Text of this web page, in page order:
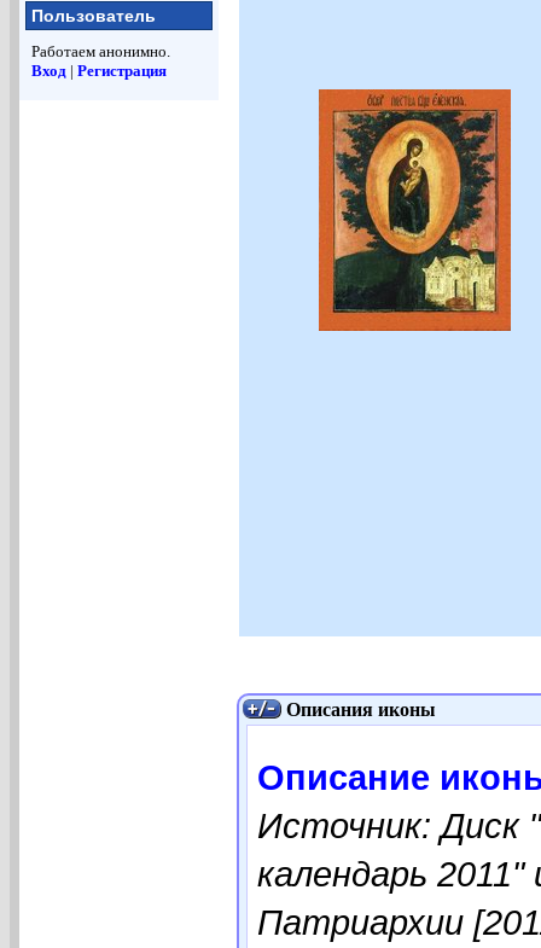
Пользователь
Работаем анонимно.
Вход | Регистрация
Описания иконы
Описание
Источник: Диск
календарь
Патриархии